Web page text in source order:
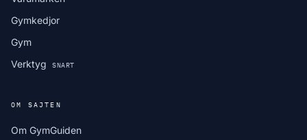
Gymkedjor
Gym
Verktyg
SNART
OM SAJTEN
Om GymGuiden